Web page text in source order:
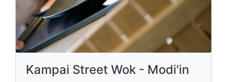
Kampai Street Wok - Modi'in